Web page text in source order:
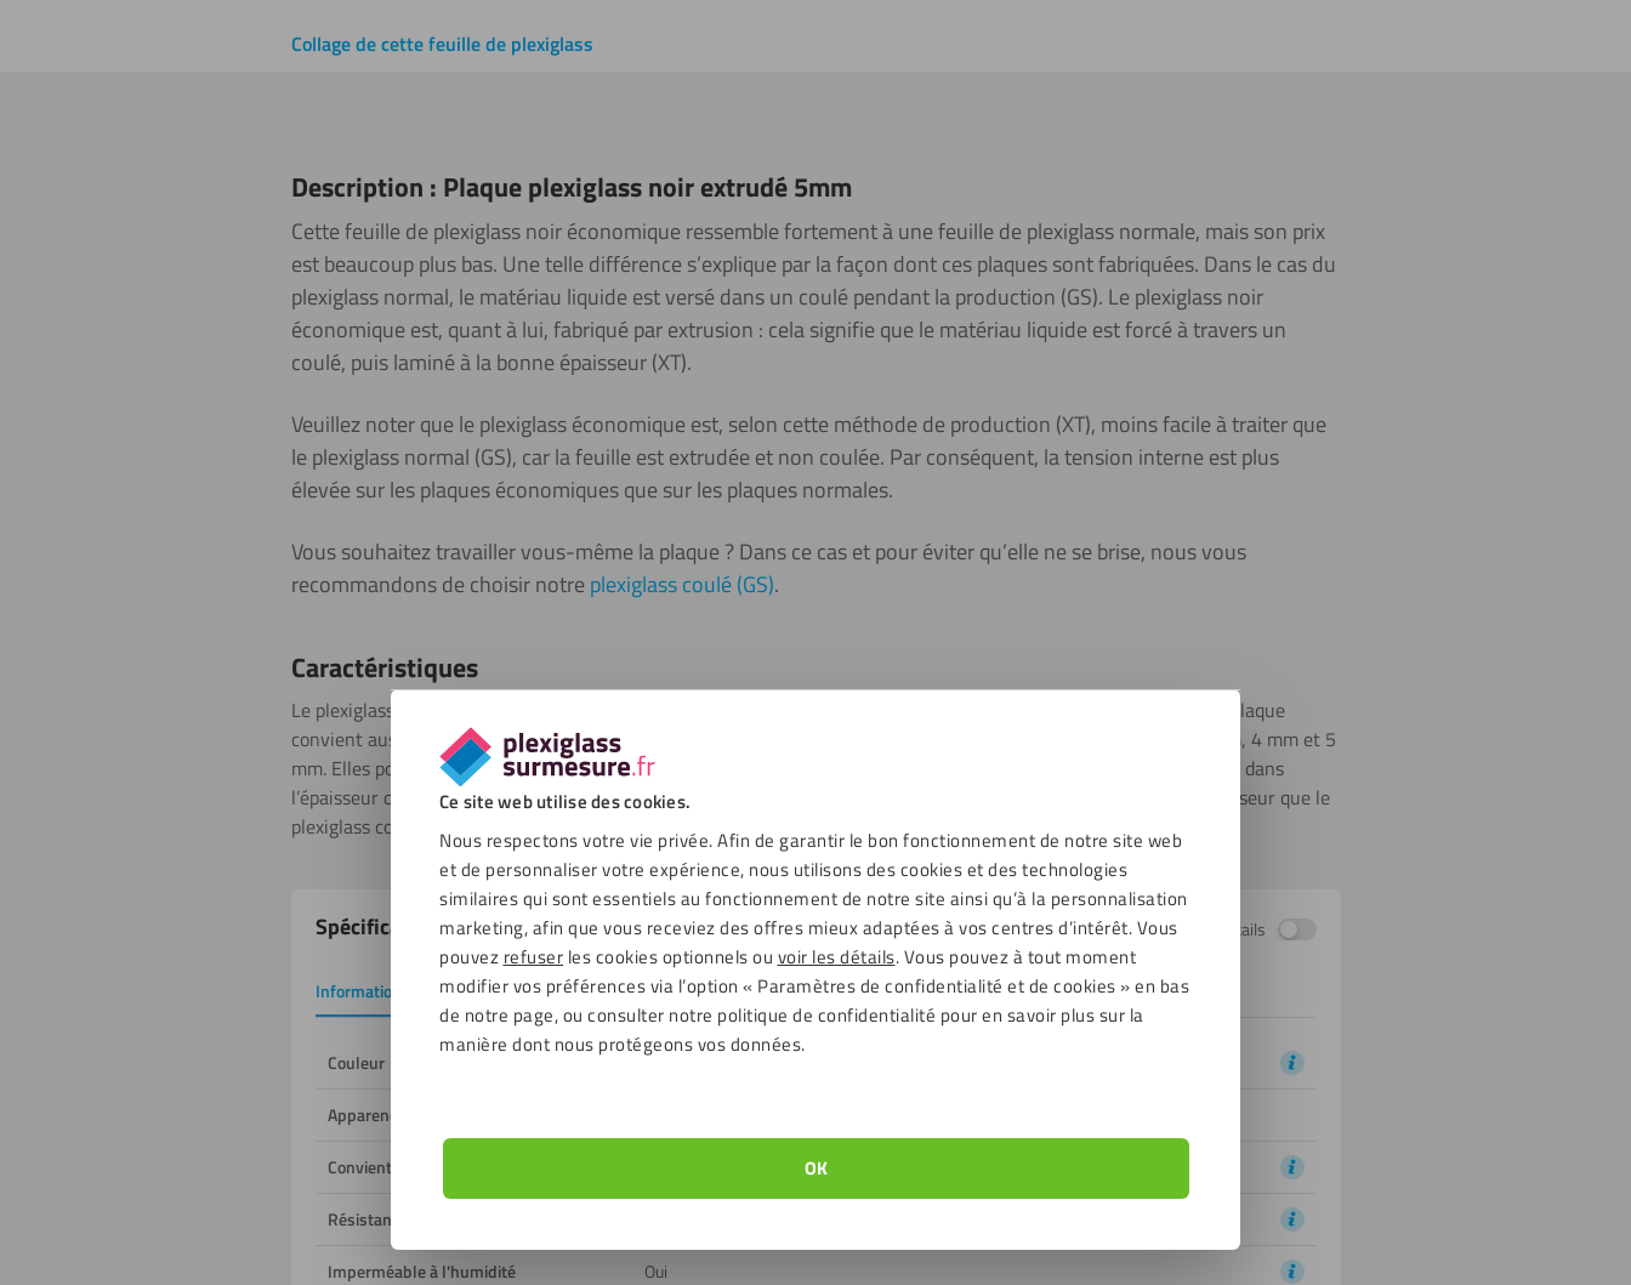
Ce site web utilise des cookies.
Nous respectons votre vie privée. Afin de garantir le bon fonctionnement de notre site web
et de personnaliser votre expérience, nous utilisons des cookies et des technologies
similaires qui sont essentiels au fonctionnement de notre site ainsi qu’à la personnalisation
marketing, afin que vous receviez des offres mieux adaptées à vos centres d’intérêt. Vous
pouvez refuser les cookies optionnels ou voir les détails. Vous pouvez à tout moment
modifier vos préférences via l’option « Paramètres de confidentialité et de cookies » en bas
de notre page, ou consulter notre politique de confidentialité pour en savoir plus sur la
manière dont nous protégeons vos données.
OK
Collage de cette feuille de plexiglass
Description : Plaque plexiglass noir extrudé 5mm
Cette feuille de plexiglass noir économique ressemble fortement à une feuille de plexiglass normale, mais son prix
est beaucoup plus bas. Une telle différence s’explique par la façon dont ces plaques sont fabriquées. Dans le cas du
plexiglass normal, le matériau liquide est versé dans un coulé pendant la production (GS). Le plexiglass noir
économique est, quant à lui, fabriqué par extrusion : cela signifie que le matériau liquide est forcé à travers un
coulé, puis laminé à la bonne épaisseur (XT).
Veuillez noter que le plexiglass économique est, selon cette méthode de production (XT), moins facile à traiter que
le plexiglass normal (GS), car la feuille est extrudée et non coulée. Par conséquent, la tension interne est plus
élevée sur les plaques économiques que sur les plaques normales.
Vous souhaitez travailler vous-même la plaque ? Dans ce cas et pour éviter qu’elle ne se brise, nous vous
recommandons de choisir notre plexiglass coulé (GS).
Caractéristiques
Le plexiglass noir économique n’est pas une feuille translucide, mais il est résistant aux UV. Par conséquent, cette plaque
convient aussi bien à un usage intérieur qu’extérieur. Ces plaques sont disponibles dans les épaisseurs 2 mm, 3 mm, 4 mm et 5
mm. Elles possèdent également une tolérance d’épaisseur de 10%. Cela signifie qu’il peut y avoir un très faible écart dans
l’épaisseur de la plaque. Les feuilles extrudées de ce type présentent, pour autant, moins de risques d’écarts d’épaisseur que le
plexiglass coulé. Vous trouverez ci-dessous tout ce qui concerne les caractéristiques du plexiglass noir économique.
Propriétés
du
produit
Spécifications Afficher les détails
Informations de base Téléchargements
Couleur
Apparence
Convient à un usage
Résistant aux UV
Imperméable à l'humidité Oui